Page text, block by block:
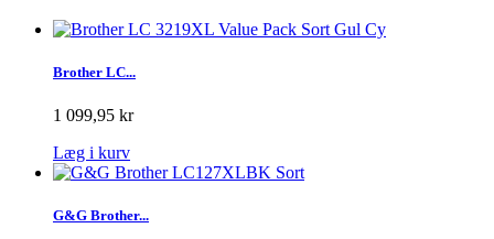
Brother LC...
1 099,95 kr
Læg i kurv
G&G Brother...